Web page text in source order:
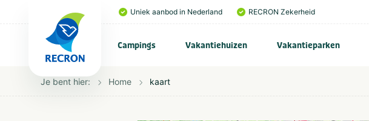
Uniek aanbod in Nederland RECRON Zekerheid
Campings Vakantiehuizen Vakantieparken
Je bent hier: Home kaart